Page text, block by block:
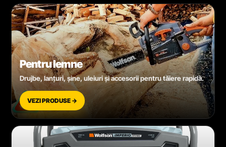
Pentru lemne
Drujbe, lanțuri, șine, uleiuri și accesorii pentru tăiere rapidă.
VEZI PRODUSE →